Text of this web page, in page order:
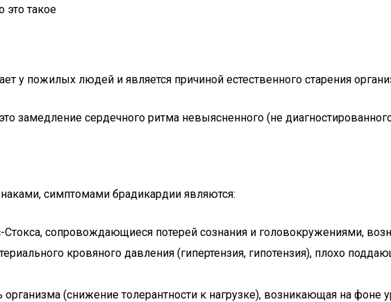
это такое
у пожилых людей и является причиной естественного старения
замедление сердечного ритма невыясненного (не
симптомами брадикардии являются:
сопровождающиеся потерей сознания и головокружениями,
кровяного давления (гипертензия, гипотензия), плохо
(снижение толерантности к нагрузке), возникающая на фоне